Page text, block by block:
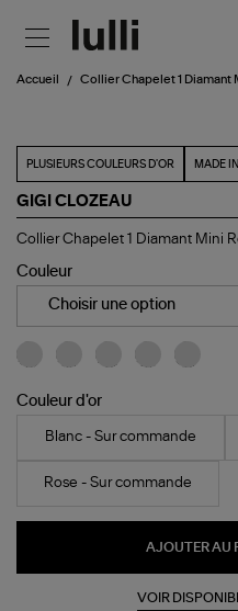
Accueil Collier Chapelet 1 Diamant
PLUSIEURS COULEURS D'OR MADE
GIGI CLOZEAU
Collier
1
Diamant
Mini
Résine
Collier Chapelet 1 Diamant Mini
Couleur
Choisir une option
Couleur d'or
Blanc - Sur commande
Rose - Sur commande
AJOUTER AU
VOIR